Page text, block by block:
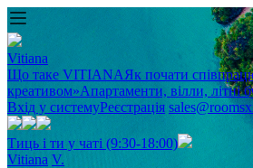
Vitiana
Що таке VITIANAЯк почати
креативом»Апартаменти, вілли, літні
Вхід у системуРеєстрація
Тиць і ти у чаті (9:30-18:00)
Vitiana V.